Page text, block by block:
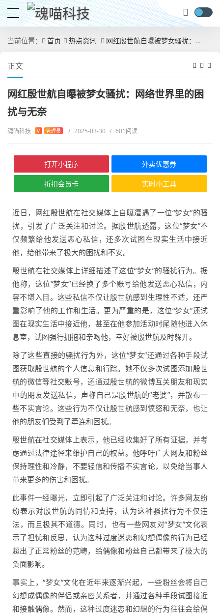
当前位置： 首页 热点资讯 网红殷世航自曝被梦女骚扰：网络世界里的困扰与无奈
正文
网红殷世航自曝被梦女骚扰：网络世界里的困
扰与无奈
魂喵科技 V 管理员 / 2025-03-30 / 601阅读
打开小程序 外卖优惠券
折扣会员卡 实时小工具
近日，网红殷世航在社交媒体上自曝遭遇了一位“梦女”的骚
扰，引发了广泛关注和讨论。据殷世航透露，这位“梦女”不
仅频繁给他发送恶心私信，还多次试图在现实生活中接近
他，给他带来了极大的困扰和不安。
殷世航在社交媒体上详细描述了这位“梦女”的骚扰行为。据
他称，这位“梦女”已经换了多个账号给他发送恶心私信，内
容不堪入目。这些私信不仅让殷世航感到生理性不适，还严
重影响了他的工作和生活。更为严重的是，这位“梦女”还试
图在现实生活中接近他，甚至在他参加活动时尾随他进入休
息室，试图强行拥抱和亲吻他，幸好被殷世航及时躲开。
除了这些直接的骚扰行为外，这位“梦女”还通过各种手段试
图获取殷世航的个人信息和行踪。她不仅多次试图添加殷世
航的微信等社交账号，还通过殷世航的微博互关朋友和现实
中的朋友发送私信，声称自己是殷世航的“老婆”，并散布一
些不实言论。这些行为不仅让殷世航感到愤怒和无奈，也让
他的朋友们受到了牵连和困扰。
殷世航在社交媒体上表示，他已经收集好了所有证据，并考
虑通过法律途径来维护自己的权益。他呼吁广大网友和粉丝
保持理性和冷静，不要轻信和传播不实言论，以免给当事人
带来更多的伤害和困扰。
此事件一经曝光，立即引起了广泛关注和讨论。许多网友纷
纷表示对殷世航的同情和支持，认为这种骚扰行为不仅违
法，而且极其不道德。同时，也有一些网友对“梦女”文化表
示了担忧和反思，认为这种过度迷恋和幻想偶像的行为已经
超出了正常粉丝的范畴，给偶像和粉丝自己都带来了极大的
负面影响。
事实上，“梦女”文化在近年来逐渐兴起，一些粉丝会将自己
幻想成偶像的伴侣或亲密关系者，并通过各种手段试图接近
和接触偶像。然而，这种过度迷恋和幻想的行为往往会给偶